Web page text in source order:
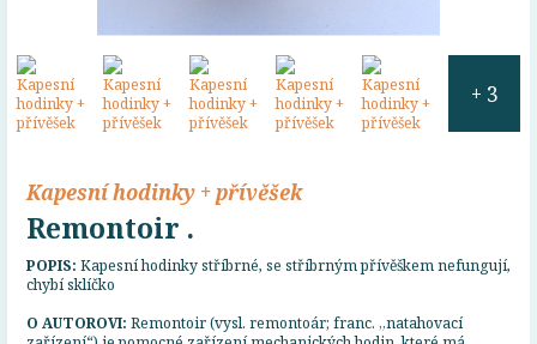
+ 3
Kapesní hodinky + přívěšek
Remontoir .
POPIS: Kapesní hodinky stříbrné, se stříbrným přívěškem nefungují,
chybí sklíčko
O AUTOROVI: Remontoir (vysl. remontoár; franc. „natahovací